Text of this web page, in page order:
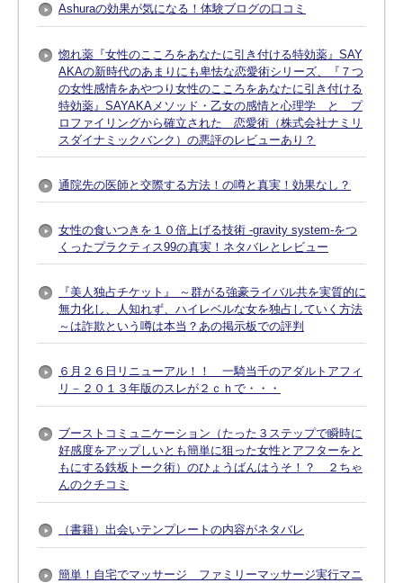
Ashuraの効果が気になる！体験ブログの口コミ
惚れ薬『女性のこころをあなたに引き付ける特効薬』SAY
AKAの新時代のあまりにも卑怯な恋愛術シリーズ、『７つ
の女性感情をあやつり女性のこころをあなたに引き付ける
特効薬』SAYAKAメソッド・乙女の感情と心理学 と プ
ロファイリングから確立された 恋愛術（株式会社ナミリ
スダイナミックバンク）の悪評のレビューあり？
通院先の医師と交際する方法！の噂と真実！効果なし？
女性の食いつきを１０倍上げる技術 -gravity system-をつ
くったプラクティス99の真実！ネタバレとレビュー
『美人独占チケット』 ～群がる強豪ライバル共を実質的に
無力化し、人知れず、ハイレベルな女を独占していく方法
～は詐欺という噂は本当？あの掲示板での評判
６月２６日リニューアル！！ 一騎当千のアダルトアフィ
リ－２０１３年版のスレが２ｃｈで・・・
ブーストコミュニケーション（たった３ステップで瞬時に
好感度をアップしいとも簡単に狙った女性とアフターをと
もにする鉄板トーク術）のひょうばんはうそ！？ ２ちゃ
んのクチコミ
（書籍）出会いテンプレートの内容がネタバレ
簡単！自宅でマッサージ ファミリーマッサージ実行マニ